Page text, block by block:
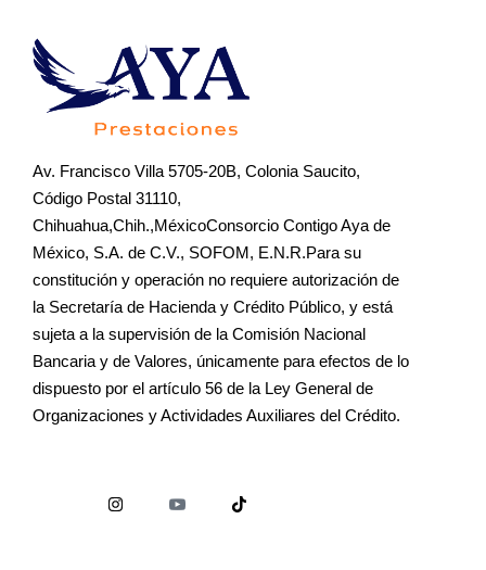
Av. Francisco Villa 5705-20B, Colonia Saucito,
Código Postal 31110,
Chihuahua,Chih.,MéxicoConsorcio Contigo Aya de
México, S.A. de C.V., SOFOM, E.N.R.Para su
constitución y operación no requiere autorización de
la Secretaría de Hacienda y Crédito Público, y está
sujeta a la supervisión de la Comisión Nacional
Bancaria y de Valores, únicamente para efectos de lo
dispuesto por el artículo 56 de la Ley General de
Organizaciones y Actividades Auxiliares del Crédito.